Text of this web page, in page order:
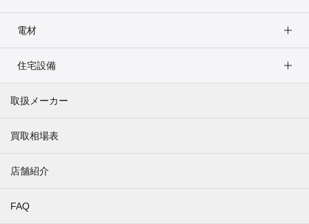
電材
住宅設備
取扱メーカー
買取相場表
店舗紹介
FAQ